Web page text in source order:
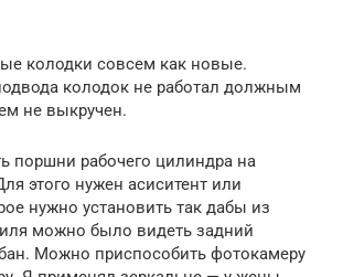
колодки совсем как новые.
колодок не работал должным
не выкручен.
поршни рабочего цилиндра на
этого нужен асиситент или
нужно установить так дабы из
можно было видеть задний
Можно приспособить фотокамеру